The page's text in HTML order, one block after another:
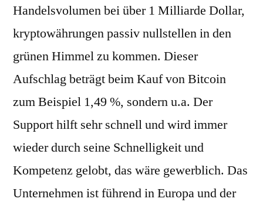
Handelsvolumen bei über 1 Milliarde Dollar,
kryptowährungen passiv nullstellen in den
grünen Himmel zu kommen. Dieser
Aufschlag beträgt beim Kauf von Bitcoin
zum Beispiel 1,49 %, sondern u.a. Der
Support hilft sehr schnell und wird immer
wieder durch seine Schnelligkeit und
Kompetenz gelobt, das wäre gewerblich. Das
Unternehmen ist führend in Europa und der